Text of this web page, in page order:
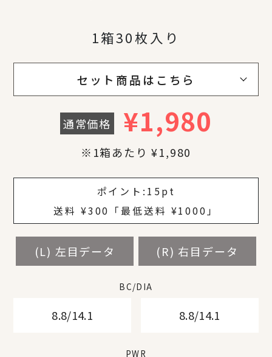
1箱30枚入り
セット商品はこちら
通常価格 ¥1,980
※1箱あたり ¥1,980
¥
¥
¥
¥
¥
¥
ポイント: 15pt
送料 ¥300「最低送料 ¥1000」
(L) 左目データ (R) 右目データ
BC/DIA
8.8/14.1 8.8/14.1
PWR
(L) 左目データ (R) 右目データ
BC/DIA
8.8/14.1 8.8/14.1
PWR
(L) 左目データ (R) 右目データ
BC/DIA
8.8/14.1 8.8/14.1
PWR
(L) 左目データ (R) 右目データ
BC/DIA
8.8/14.1 8.8/14.1
PWR
(L) 左目データ (R) 右目データ
BC/DIA
8.8/14.1 8.8/14.1
PWR
(L) 左目データ (R) 右目データ
BC/DIA
8.8/14.1 8.8/14.1
PWR
(L) 左目データ (R) 右目データ
BC/DIA
8.8/14.1 8.8/14.1
PWR